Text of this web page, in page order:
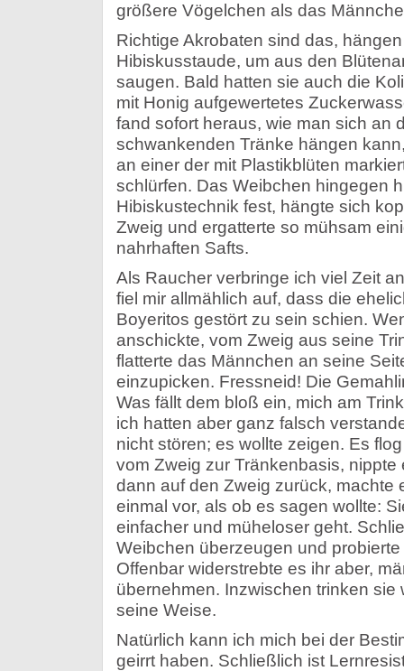
größere Vögelchen als das
Richtige Akrobaten sind das,
Hibiskusstaude, um aus den
saugen. Bald hatten sie auch die
mit Honig aufgewertetes
fand sofort heraus, wie man sich an
schwankenden Tränke hängen
an einer der mit Plastikblüten
schlürfen. Das Weibchen hingegen
Hibiskustechnik fest, hängte sich
Zweig und ergatterte so mühsam
nahrhaften Safts.
Als Raucher verbringe ich viel Zeit
fiel mir allmählich auf, dass die
Boyeritos gestört zu sein schien.
anschickte, vom Zweig aus seine
flatterte das Männchen an seine
einzupicken. Fressneid! Die
Was fällt dem bloß ein, mich am
ich hatten aber ganz falsch
nicht stören; es wollte zeigen. Es
vom Zweig zur Tränkenbasis, nippte
dann auf den Zweig zurück, machte
einmal vor, als ob es sagen wollte:
einfacher und müheloser geht.
Weibchen überzeugen und
Offenbar widerstrebte es ihr aber,
übernehmen. Inzwischen trinken sie
seine Weise.
Natürlich kann ich mich bei der
geirrt haben. Schließlich ist